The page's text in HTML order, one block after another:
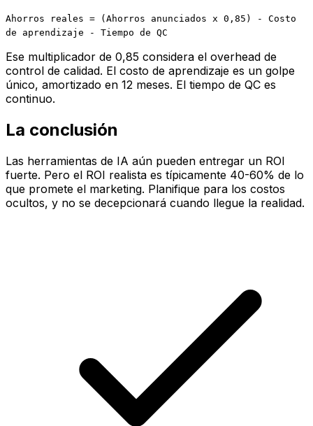
Ahorros reales = (Ahorros anunciados x 0,85) - Costo
de aprendizaje - Tiempo de QC
Ese multiplicador de 0,85 considera el overhead de
control de calidad. El costo de aprendizaje es un golpe
único, amortizado en 12 meses. El tiempo de QC es
continuo.
La conclusión
Las herramientas de IA aún pueden entregar un ROI
fuerte. Pero el ROI realista es típicamente 40-60% de lo
que promete el marketing. Planifique para los costos
ocultos, y no se decepcionará cuando llegue la realidad.